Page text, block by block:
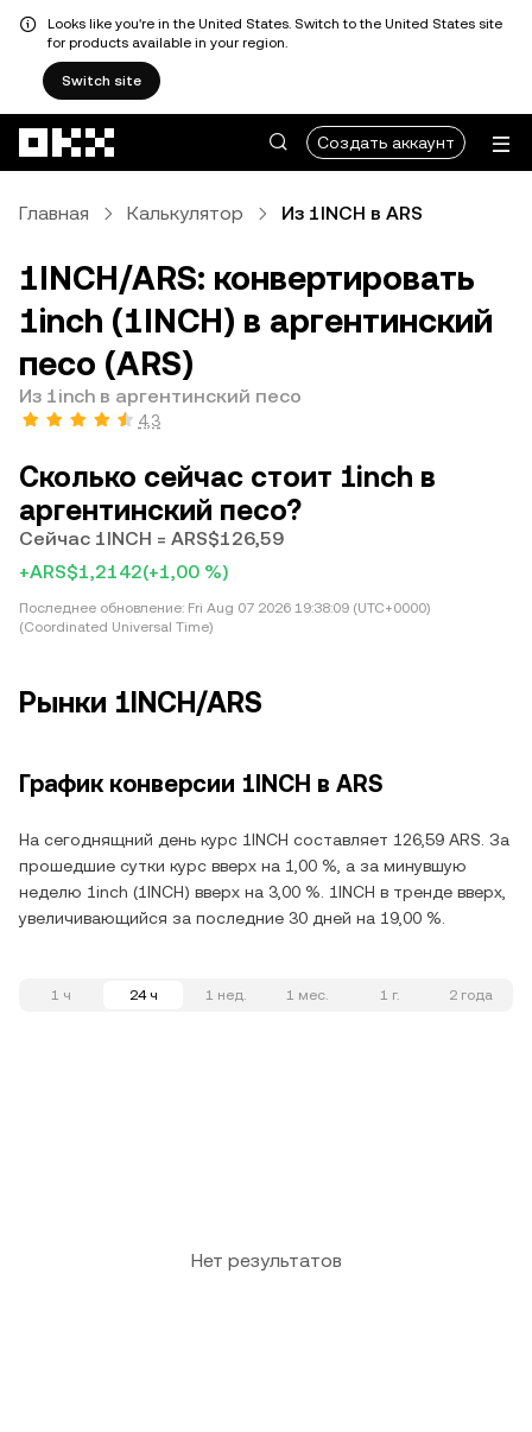
Looks like you're in the United States. Switch to the United States site
for products available in your region.
Switch site
Создать аккаунт
Главная Калькулятор Из 1INCH в ARS
1INCH/ARS: конвертировать
1inch (1INCH) в аргентинский
песо (ARS)
Из 1inch в аргентинский песо
4,3
Сколько сейчас стоит 1inch в
аргентинский песо?
Сейчас 1INCH = ARS$126,59
+ARS$1,2142(+1,00 %)
Последнее обновление: Fri Aug 07 2026 19:38:09 (UTC+0000)
(Coordinated Universal Time)
Рынки 1INCH/ARS
График конверсии 1INCH в ARS
На сегоднящний день курс 1INCH составляет 126,59 ARS. За
прошедшие сутки курс вверх на 1,00 %, а за минувшую
неделю 1inch (1INCH) вверх на 3,00 %. 1INCH в тренде вверх,
увеличивающийся за последние 30 дней на 19,00 %.
1 ч 24 ч 1 нед. 1 мес. 1 г. 2 года
Нет результатов